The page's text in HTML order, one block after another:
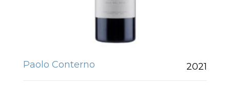
Paolo Conterno 2021